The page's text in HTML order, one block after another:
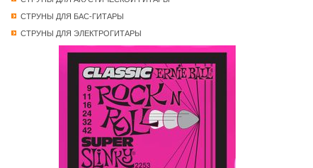
СТРУНЫ ДЛЯ БАС-ГИТАРЫ
СТРУНЫ ДЛЯ ЭЛЕКТРОГИТАРЫ